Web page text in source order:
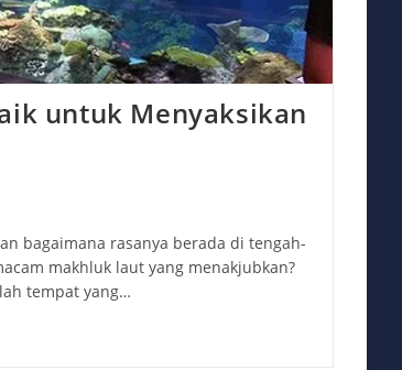
untuk Menyaksikan
bagaimana rasanya berada di tengah-
makhluk laut yang menakjubkan?
tempat yang…